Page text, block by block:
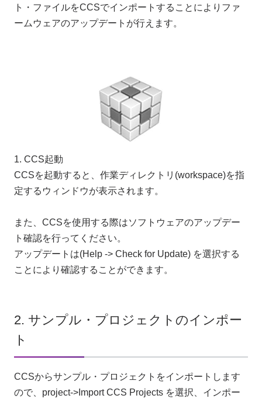
ト・ファイルをCCSでインポートすることによりファ
ームウェアのアップデートが行えます。
1. CCS起動
CCSを起動すると、作業ディレクトリ(workspace)を指
定するウィンドウが表示されます。
また、CCSを使用する際はソフトウェアのアップデー
ト確認を行ってください。
アップデートは(Help -> Check for Update) を選択する
ことにより確認することができます。
2. サンプル・プロジェクトのインポー
ト
CCSからサンプル・プロジェクトをインポートします
ので、project->Import CCS Projects を選択、インポー